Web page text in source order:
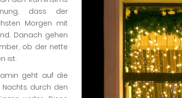
dass der
Morgen mit
Danach gehen
ob der nette
ist.
geht auf die
Nachts durch den